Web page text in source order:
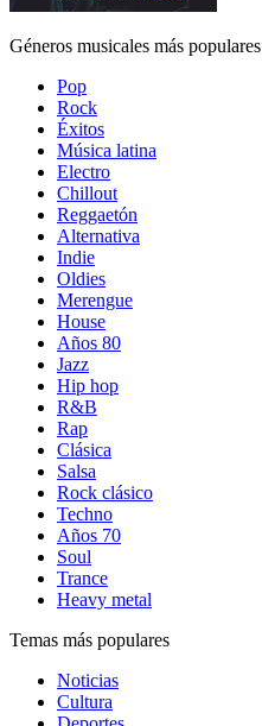
Géneros musicales más populares
Pop
Rock
Éxitos
Música latina
Electro
Chillout
Reggaetón
Alternativa
Indie
Oldies
Merengue
House
Años 80
Jazz
Hip hop
R&B
Rap
Clásica
Salsa
Rock clásico
Techno
Años 70
Soul
Trance
Heavy metal
Temas más populares
Noticias
Cultura